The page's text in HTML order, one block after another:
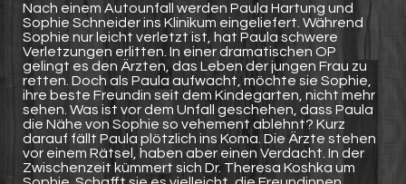
Nach einem Autounfall werden Paula Hartung und
Sophie Schneider ins Klinikum eingeliefert. Während
Sophie nur leicht verletzt ist, hat Paula schwere
Verletzungen erlitten. In einer dramatischen OP
gelingt es den Ärzten, das Leben der jungen Frau zu
retten. Doch als Paula aufwacht, möchte sie Sophie,
ihre beste Freundin seit dem Kindegarten, nicht mehr
sehen. Was ist vor dem Unfall geschehen, dass Paula
die Nähe von Sophie so vehement ablehnt? Kurz
darauf fällt Paula plötzlich ins Koma. Die Ärzte stehen
vor einem Rätsel, haben aber einen Verdacht. In der
Zwischenzeit kümmert sich Dr. Theresa Koshka um